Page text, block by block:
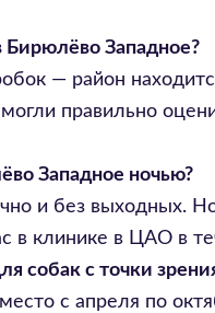
Бирюлёво Западное?
— район
правильно
Западное ночью?
и без
в клинике в ЦАО в
собак с точки
с апреля по